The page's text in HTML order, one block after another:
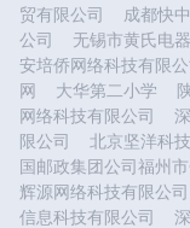
贸有限公司
成都快
公司
无锡市黄氏电
安培侨网络科技有限公
网
大华第二小学
网络科技有限公司
限公司
北京坚洋科
国邮政集团公司福州
辉源网络科技有限公司
信息科技有限公司